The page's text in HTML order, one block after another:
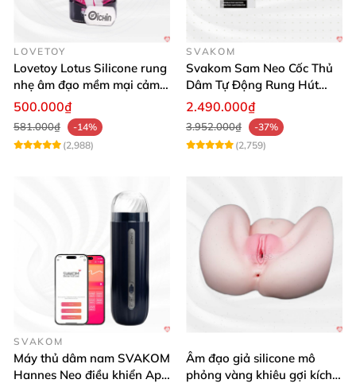
LOVETOY
Lovetoy Lotus Silicone rung
nhẹ âm đạo mềm mại cảm
giác thật
500.000₫
581.000₫
-14%
(2,988)
SVAKOM
Svakom Sam Neo Cốc Thủ
Dâm Tự Động Rung Hút
App Điều Khiển Xa
2.490.000₫
3.952.000₫
-37%
(2,759)
SVAKOM
Máy thủ dâm nam SVAKOM
Hannes Neo điều khiển App
Âm đạo giả silicone mô
phỏng vàng khiêu gợi kích